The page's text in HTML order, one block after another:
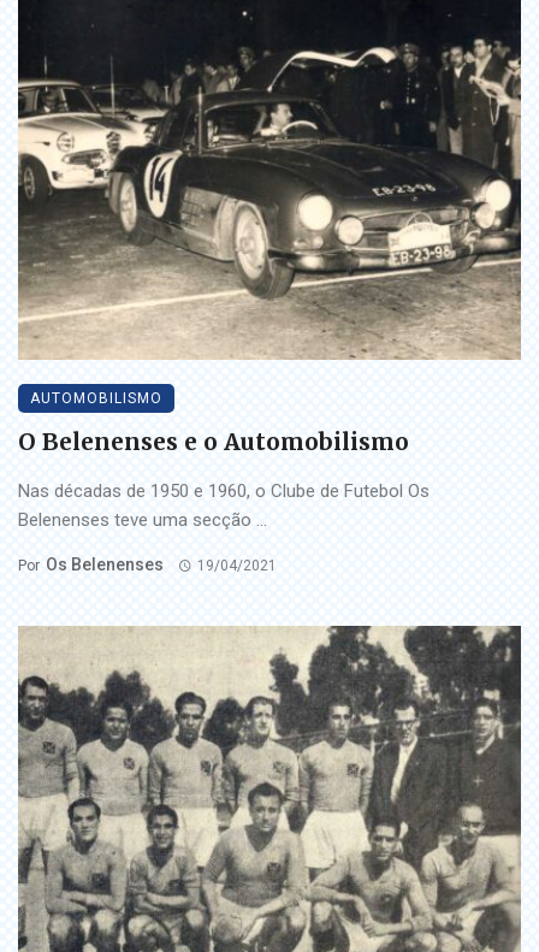
AUTOMOBILISMO
O Belenenses e o Automobilismo
Nas décadas de 1950 e 1960, o Clube de Futebol Os
Belenenses teve uma secção ...
Por Os Belenenses 19/04/2021